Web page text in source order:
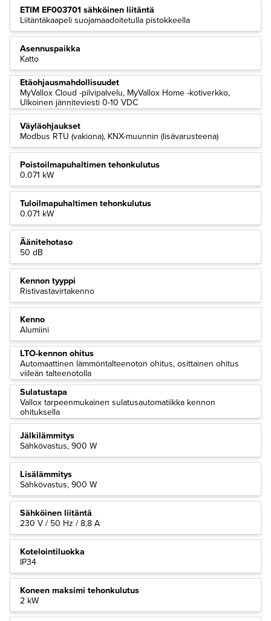
ETIM EF003701 sähköinen liitäntä
Liitäntäkaapeli suojamaadoitetulla pistokkeella
Asennuspaikka
Katto
Etäohjausmahdollisuudet
MyVallox Cloud -pilvipalvelu, MyVallox Home -kotiverkko,
Ulkoinen jänniteviesti 0-10 VDC
Väyläohjaukset
Modbus RTU (vakiona), KNX-muunnin (lisävarusteena)
Poistoilmapuhaltimen tehonkulutus
0.071 kW
Tuloilmapuhaltimen tehonkulutus
0.071 kW
Äänitehotaso
50 dB
Kennon tyyppi
Ristivastavirtakenno
Kenno
Alumiini
LTO-kennon ohitus
Automaattinen lämmöntalteenoton ohitus, osittainen ohitus
viileän talteenotolla
Sulatustapa
Vallox tarpeenmukainen sulatusautomatiikka kennon
ohituksella
Jälkilämmitys
Sähkövastus, 900 W
Lisälämmitys
Sähkövastus, 900 W
Sähköinen liitäntä
230 V / 50 Hz / 8,8 A
Kotelointiluokka
IP34
Koneen maksimi tehonkulutus
2 kW